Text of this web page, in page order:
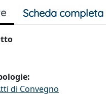
Scheda completa
di Convegno